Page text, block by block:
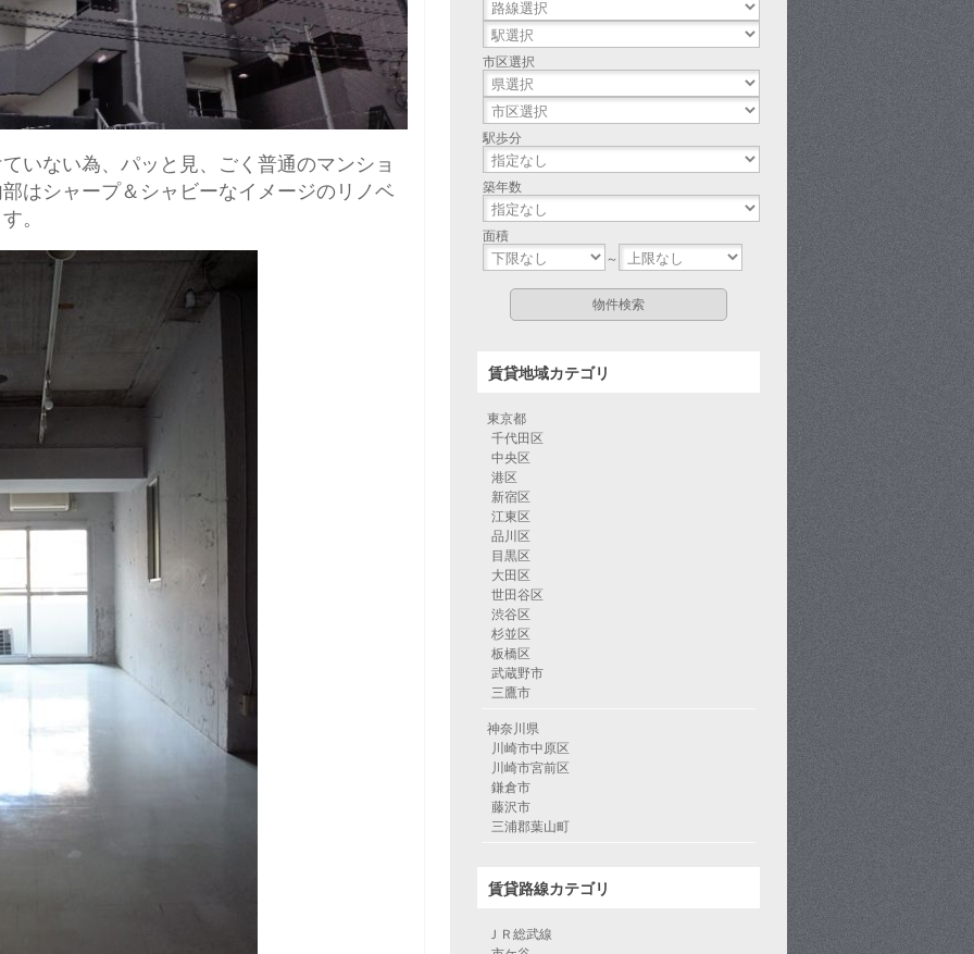
いない為、パッと見、ごく普通のマンショ
はシャープ＆シャビーなイメージのリノベ
。
市区選択
駅歩分
築年数
面積
～
賃貸地域カテゴリ
東京都
千代田区
中央区
港区
新宿区
江東区
品川区
目黒区
大田区
世田谷区
渋谷区
杉並区
板橋区
武蔵野市
三鷹市
神奈川県
川崎市中原区
川崎市宮前区
鎌倉市
藤沢市
三浦郡葉山町
賃貸路線カテゴリ
ＪＲ総武線